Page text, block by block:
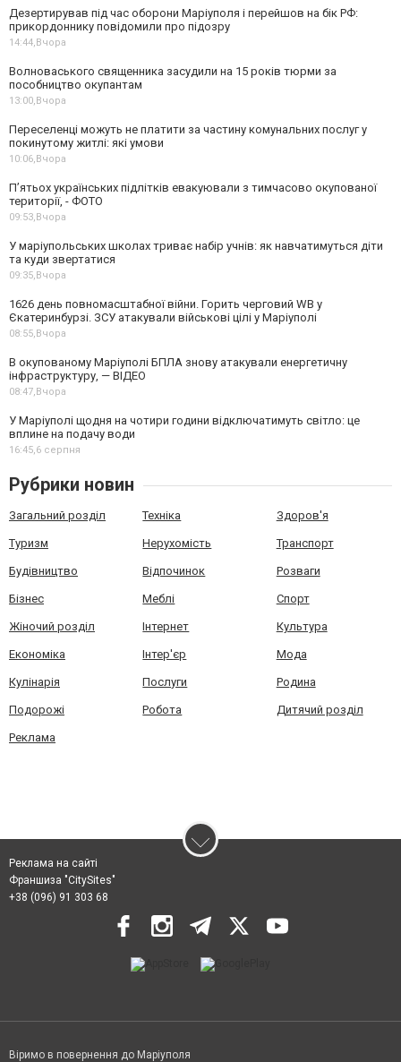
Дезертирував під час оборони Маріуполя і перейшов на бік РФ:
прикордоннику повідомили про підозру
14:44,Вчора
Волноваського священника засудили на 15 років тюрми за
пособництво окупантам
13:00,Вчора
Переселенці можуть не платити за частину комунальних послуг у
покинутому житлі: які умови
10:06,Вчора
П’ятьох українських підлітків евакуювали з тимчасово окупованої
території, - ФОТО
09:53,Вчора
У маріупольських школах триває набір учнів: як навчатимуться діти
та куди звертатися
09:35,Вчора
1626 день повномасштабної війни. Горить черговий WB у
Єкатеринбурзі. ЗСУ атакували військові цілі у Маріуполі
08:55,Вчора
В окупованому Маріуполі БПЛА знову атакували енергетичну
інфраструктуру, — ВІДЕО
08:47,Вчора
У Маріуполі щодня на чотири години відключатимуть світло: це
вплине на подачу води
16:45,6 серпня
Рубрики новин
Загальний розділ Техніка Здоров'я
Туризм Нерухомість Транспорт
Будівництво Відпочинок Розваги
Бізнес Меблі Спорт
Жіночий розділ Інтернет Культура
Економіка Інтер'єр Мода
Кулінарія Послуги Родина
Подорожі Робота Дитячий розділ
Реклама
Реклама на сайті
Франшиза "CitySites"
+38 (096) 91 303 68
Віримо в повернення до Маріуполя